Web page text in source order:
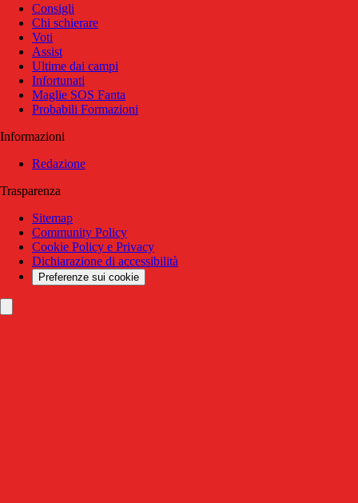
Consigli
Chi schierare
Voti
Assist
Ultime dai campi
Infortunati
Maglie SOS Fanta
Probabili Formazioni
Informazioni
Redazione
Trasparenza
Sitemap
Community Policy
Cookie Policy e Privacy
Dichiarazione di accessibilità
Preferenze sui cookie